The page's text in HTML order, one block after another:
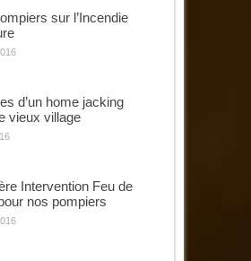
sur l’Incendie
d’un home jacking
vieux village
Intervention Feu de
nos pompiers